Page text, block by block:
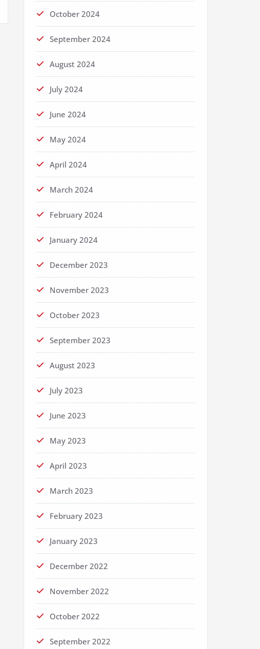
October 2024
September 2024
August 2024
July 2024
June 2024
May 2024
April 2024
March 2024
February 2024
January 2024
December 2023
November 2023
October 2023
September 2023
August 2023
July 2023
June 2023
May 2023
April 2023
March 2023
February 2023
January 2023
December 2022
November 2022
October 2022
September 2022